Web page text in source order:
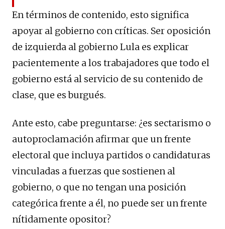
En términos de contenido, esto significa
apoyar al gobierno con críticas. Ser oposición
de izquierda al gobierno Lula es explicar
pacientemente a los trabajadores que todo el
gobierno está al servicio de su contenido de
clase, que es burgués.
Ante esto, cabe preguntarse: ¿es sectarismo o
autoproclamación afirmar que un frente
electoral que incluya partidos o candidaturas
vinculadas a fuerzas que sostienen al
gobierno, o que no tengan una posición
categórica frente a él, no puede ser un frente
nítidamente opositor?